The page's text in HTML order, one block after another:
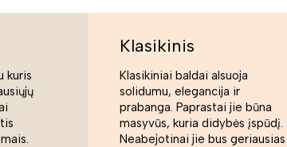
kuris
Klasikinis
Klasikiniai baldai alsuoja
solidumu, elegancija ir
prabanga. Paprastai jie būna
masyvūs, kuria didybės įspūdį.
Neabejotinai jie bus geriausias